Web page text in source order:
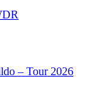
– Tour 2026